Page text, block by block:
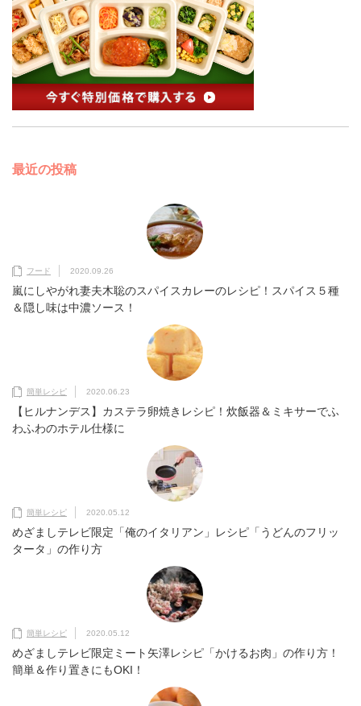
最近の投稿
フード 2020.09.26
嵐にしやがれ妻夫木聡のスパイスカレーのレシピ！スパイス５種
＆隠し味は中濃ソース！
簡単レシピ 2020.06.23
【ヒルナンデス】カステラ卵焼きレシピ！炊飯器＆ミキサーでふ
わふわのホテル仕様に
簡単レシピ 2020.05.12
めざましテレビ限定「俺のイタリアン」レシピ「うどんのフリッ
タータ」の作り方
簡単レシピ 2020.05.12
めざましテレビ限定ミート矢澤レシピ「かけるお肉」の作り方！
簡単＆作り置きにもOKI！